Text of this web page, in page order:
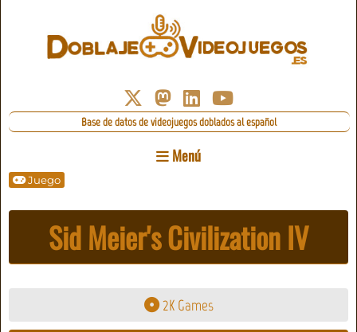
Base de datos de videojuegos doblados al español
Menú
Juego
Sid Meier's Civilization IV
2K Games